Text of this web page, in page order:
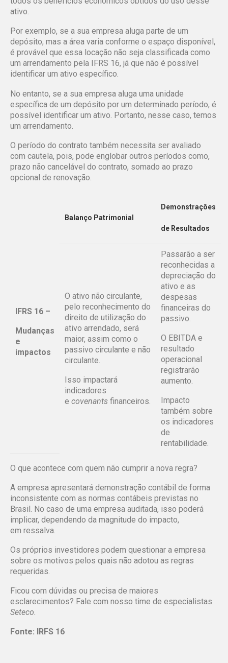
ativo.
Por exemplo, se a sua empresa aluga parte de um
depósito, mas a área varia conforme o espaço disponível,
é provável que essa locação não seja classificada como
um arrendamento pela IFRS 16, já que não é possível
identificar um ativo específico.
No entanto, se a sua empresa aluga uma unidade
específica de um depósito por um determinado período, é
possível identificar um ativo. Portanto, nesse caso, temos
um arrendamento.
O período do contrato também necessita ser avaliado
com cautela, pois, pode englobar outros períodos como,
prazo não cancelável do contrato, somado ao prazo
opcional de renovação.
IFRS 16 –
Mudanças
e
impactos
Balanço Patrimonial
Demonstrações
de Resultados
O ativo não circulante,
pelo reconhecimento do
direito de utilização do
ativo arrendado, será
maior, assim como o
passivo circulante e não
circulante.
Isso impactará
indicadores
e covenants financeiros.
Passarão a ser
reconhecidas a
depreciação do
ativo e as
despesas
financeiras do
passivo.
O EBITDA e
resultado
operacional
registrarão
aumento.
Impacto
também sobre
os indicadores
de
rentabilidade.
O que acontece com quem não cumprir a nova regra?
A empresa apresentará demonstração contábil de forma
inconsistente com as normas contábeis previstas no
Brasil. No caso de uma empresa auditada, isso poderá
implicar, dependendo da magnitude do impacto,
em ressalva.
Os próprios investidores podem questionar a empresa
sobre os motivos pelos quais não adotou as regras
requeridas.
Ficou com dúvidas ou precisa de maiores
esclarecimentos? Fale com nosso time de especialistas
Seteco.
Fonte: IRFS 16